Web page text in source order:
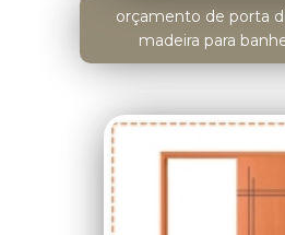
orçamento de porta
madeira para